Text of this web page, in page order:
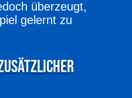
überzeugt,
gelernt zu